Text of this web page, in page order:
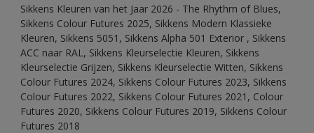
Sikkens Kleuren van het Jaar 2026 - The Rhythm of Blues,
Sikkens Colour Futures 2025, Sikkens Modern Klassieke
Kleuren, Sikkens 5051, Sikkens Alpha 501 Exterior , Sikkens
ACC naar RAL, Sikkens Kleurselectie Kleuren, Sikkens
Kleurselectie Grijzen, Sikkens Kleurselectie Witten, Sikkens
Colour Futures 2024, Sikkens Colour Futures 2023, Sikkens
Colour Futures 2022, Sikkens Colour Futures 2021, Colour
Futures 2020, Sikkens Colour Futures 2019, Sikkens Colour
Futures 2018